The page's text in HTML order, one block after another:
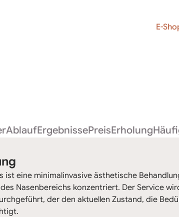
E-
AblaufErgebnissePreisErholung
ist eine minimalinvasive ästhetische
Nasenbereichs konzentriert. Der Service
der den aktuellen Zustand, die